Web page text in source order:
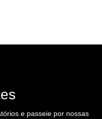
e passeie por nossas